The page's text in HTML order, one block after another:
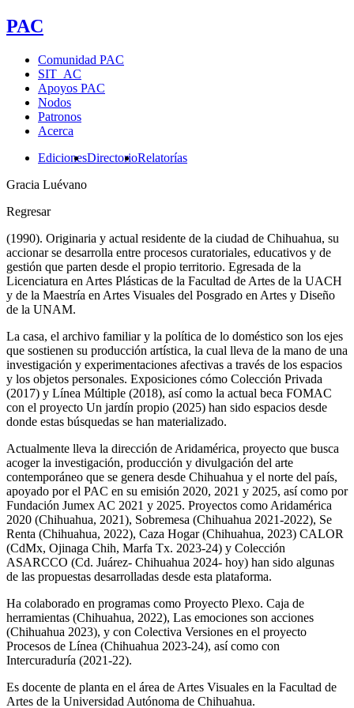
PAC
Comunidad PAC
SIT_AC
Apoyos PAC
Nodos
Patronos
Acerca
EdicionesDirectorioRelatorías
Gracia Luévano
Regresar
(1990). Originaria y actual residente de la ciudad de Chihuahua, su
accionar se desarrolla entre procesos curatoriales, educativos y de
gestión que parten desde el propio territorio. Egresada de la
Licenciatura en Artes Plásticas de la Facultad de Artes de la UACH
y de la Maestría en Artes Visuales del Posgrado en Artes y Diseño
de la UNAM.
La casa, el archivo familiar y la política de lo doméstico son los ejes
que sostienen su producción artística, la cual lleva de la mano de una
investigación y experimentaciones afectivas a través de los espacios
y los objetos personales. Exposiciones cómo Colección Privada
(2017) y Línea Múltiple (2018), así como la actual beca FOMAC
con el proyecto Un jardín propio (2025) han sido espacios desde
donde estas búsquedas se han materializado.
Actualmente lleva la dirección de Aridamérica, proyecto que busca
acoger la investigación, producción y divulgación del arte
contemporáneo que se genera desde Chihuahua y el norte del país,
apoyado por el PAC en su emisión 2020, 2021 y 2025, así como por
Fundación Jumex AC 2021 y 2025. Proyectos como Aridamérica
2020 (Chihuahua, 2021), Sobremesa (Chihuahua 2021-2022), Se
Renta (Chihuahua, 2022), Caza Hogar (Chihuahua, 2023) CALOR
(CdMx, Ojinaga Chih, Marfa Tx. 2023-24) y Colección
ASARCCO (Cd. Juárez- Chihuahua 2024- hoy) han sido algunas
de las propuestas desarrolladas desde esta plataforma.
Ha colaborado en programas como Proyecto Plexo. Caja de
herramientas (Chihuahua, 2022), Las emociones son acciones
(Chihuahua 2023), y con Colectiva Versiones en el proyecto
Procesos de Línea (Chihuahua 2023-24), así como con
Intercuraduría (2021-22).
Es docente de planta en el área de Artes Visuales en la Facultad de
Artes de la Universidad Autónoma de Chihuahua.